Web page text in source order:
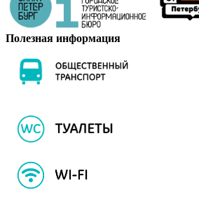
Полезная информация